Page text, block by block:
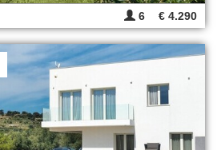
6 € 4.290